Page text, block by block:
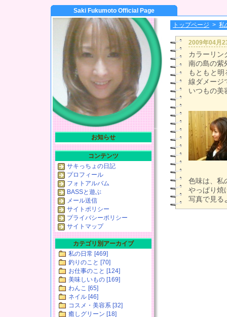
Saki Fukumoto Official Page
トップページ > 私
2009年04月
カラーリン
南の島の紫
もともと
線ダメージ
いつもの美
色味は、私
やっぱり焼
写真で見る
お知らせ
コンテンツ
サキっちょの日記
プロフィール
フォトアルバム
BASSと遊ぶ
メール送信
サイトポリシー
プライバシーポリシー
サイトマップ
カテゴリ別アーカイブ
私の日常 [469]
釣りのこと [70]
お仕事のこと [124]
美味しいもの [169]
わんこ [65]
ネイル [46]
コスメ・美容系 [32]
癒しグリーン [18]